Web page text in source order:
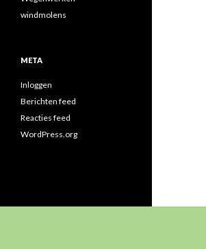
windmolens
META
Inloggen
Berichten feed
Reacties feed
WordPress.org